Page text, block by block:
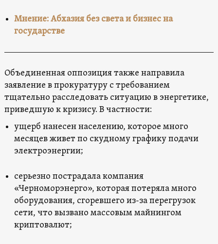
Мнение: Абхазия без света и бизнес на
государстве
Объединенная оппозиция также направила
заявление в прокуратуру с требованием
тщательно расследовать ситуацию в энергетике,
приведшую к кризису. В частности:
ущерб нанесен населению, которое много
месяцев живет по скудному графику подачи
электроэнергии;
серьезно пострадала компания
«Черноморэнерго», которая потеряла много
оборудования, сгоревшего из-за перегрузок
сети, что вызвано массовым майнингом
криптовалют;